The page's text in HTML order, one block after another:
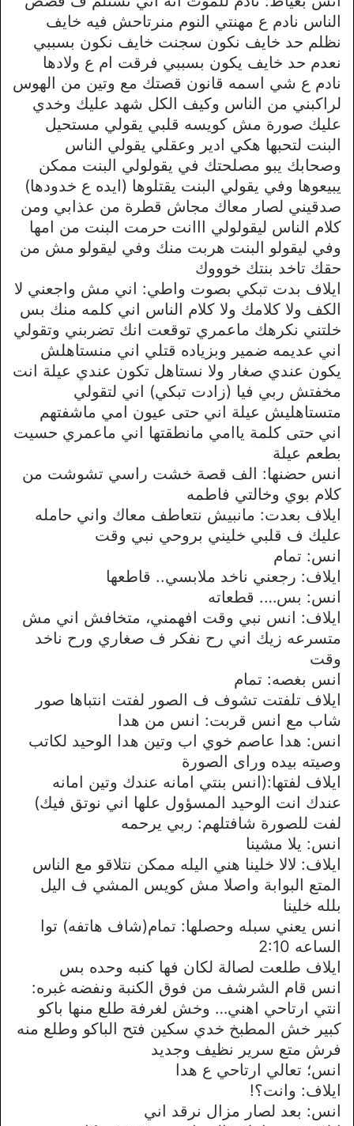
الناس نادم ع مهنتي النوم منرتاحش فيه خايف
نظلم حد خايف نكون سجنت خايف نكون بسببي
نعدم حد خايف يكون بسببي فرقت ام ع ولادها
نادم ع شي اسمه قانون قصتك مع وتين من الهوس
لراكبني من الناس وكيف الكل شهد عليك وخدي
عليك صورة مش كويسه قلبي يقولي مستحيل
البنت لتحبها هكي ادير وعقلي يقولي الناس
وصحابك يبو مصلحتك في يقولولي البنت ممكن
يبيعوها وفي يقولي البنت يقتلوها (ايده ع خدودها)
صدقيني لصار معاك مجاش قطرة من عذابي ومن
كلام الناس ليقولولي ااانت حرمت البنت من امها
وفي ليقولو البنت هربت منك وفي ليقولو مش من
حقك تاخد بنتك خوووك
ايلاف بدت تبكي بصوت واطي: اني مش واجعني لا
الكف ولا كلامك ولا كلام الناس اني كلمه منك بس
خلتني نكرهك ماعمري توقعت انك تضربني وتقولي
اني عديمه ضمير وبزياده قتلي اني منستاهلش
يكون عندي صغار ولا نستاهل تكون عندي عيلة انت
مخفتش ربي فيا (زادت تبكي) اني لتقولي
متستاهليش عيلة اني حتى عيون امي ماشفتهم
اني حتى كلمة ياامي مانطقتها اني ماعمري حسيت
بطعم عيلة
انس حضنها: الف قصة خشت راسي تشوشت من
كلام بوي وخالتي فاطمه
ايلاف بعدت: مانبيش نتعاطف معاك واني حامله
عليك ف قلبي خليني بروحي نبي وقت
انس: تمام
ايلاف: رجعني ناخد ملابسي.. قاطعها
انس: بس…. قطعاته
ايلاف: انس نبي وقت افهمني، متخافش اني مش
متسرعه زيك اني رح نفكر ف صغاري ورح ناخد
وقت
انس بغصه: تمام
ايلاف تلفتت تشوف ف الصور لفتت انتباها صور
شاب مع انس قربت: انس من هدا
انس: هدا عاصم خوي اب وتين هدا الوحيد لكاتب
وصيته بيده وراى الصورة
ايلاف لفتها:(انس بنتي امانه عندك وتين امانه
عندك انت الوحيد المسؤول علها اني نوتق فيك)
لفت للصورة شافتلهم: ربي يرحمه
انس: يلا مشينا
ايلاف: لالا خلينا هني اليله ممكن نتلاقو مع الناس
المتع البوابة واصلا مش كويس المشي ف اليل
بلله خلينا
انس يعني سبله وحصلها: تمام(شاف هاتفه) توا
الساعه 2:10
ايلاف طلعت لصالة لكان فها كنبه وحده بس
انس قام الشرشف من فوق الكنبة ونفضه غبره:
انتي ارتاحي اهني… وخش لغرفة طلع منها باكو
كبير خش المطبخ خدي سكين فتح الباكو وطلع منه
فرش متع سرير نظيف وجديد
انس؛ تعالي ارتاحي ع هدا
ايلاف: وانت؟!
انس: بعد لصار مزال نرقد اني